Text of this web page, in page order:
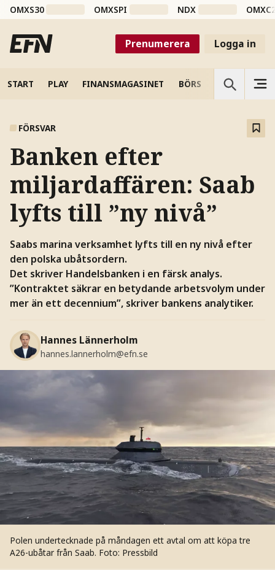
OMXS30 OMXSPI NDX
Prenumerera Logga in
START PLAY FINANSMAGASINET BÖRS VETENSKAP
FÖRSVAR
Banken efter
miljardaffären: Saab
lyfts till ”ny nivå”
Saabs marina verksamhet lyfts till en ny nivå efter
den polska ubåtsordern.
Det skriver Handelsbanken i en färsk analys.
”Kontraktet säkrar en betydande arbetsvolym under
mer än ett decennium”, skriver bankens analytiker.
Hannes Lännerholm
hannes.lannerholm@efn.se
Polen undertecknade på måndagen ett avtal om att köpa tre
A26-ubåtar från Saab. Foto: Pressbild